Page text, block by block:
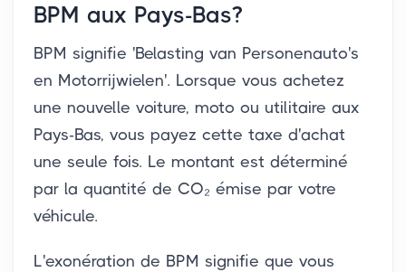
BPM aux Pays-Bas?
BPM signifie 'Belasting van Personenauto's
en Motorrijwielen'. Lorsque vous achetez
une nouvelle voiture, moto ou utilitaire aux
Pays-Bas, vous payez cette taxe d'achat
une seule fois. Le montant est déterminé
par la quantité de CO₂ émise par votre
véhicule.
L'exonération de BPM signifie que vous